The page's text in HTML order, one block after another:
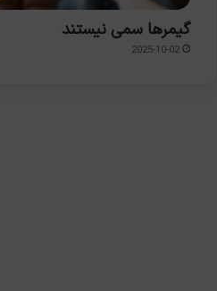
گیمرها سمی نیستند
2025-10-02